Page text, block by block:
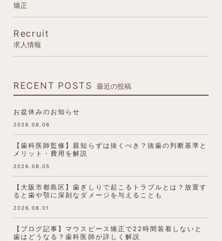
矯正
Recruit
求人情報
RECENT POSTS 最近の投稿
お盆休みのお知らせ
2026.08.06
【歯科医師監修】親知らずは抜くべき？抜歯の判断基準と
メリット・費用を解説
2026.08.05
【大阪市都島区】歯ぎしりで起こるトラブルとは？放置す
ると歯や顎に深刻なダメージを与えることも
2026.08.01
【ブログ記事】マウスピース矯正で22時間装着しないと
歯はどうなる？歯科医師が詳しく解説